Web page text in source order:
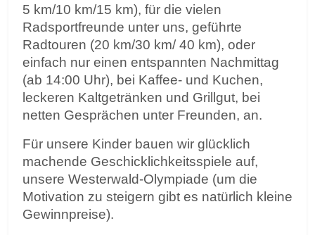
5 km/10 km/15 km), für die vielen
Radsportfreunde unter uns, geführte
Radtouren (20 km/30 km/ 40 km), oder
einfach nur einen entspannten Nachmittag
(ab 14:00 Uhr), bei Kaffee- und Kuchen,
leckeren Kaltgetränken und Grillgut, bei
netten Gesprächen unter Freunden, an.
Für unsere Kinder bauen wir glücklich
machende Geschicklichkeitsspiele auf,
unsere Westerwald-Olympiade (um die
Motivation zu steigern gibt es natürlich kleine
Gewinnpreise).